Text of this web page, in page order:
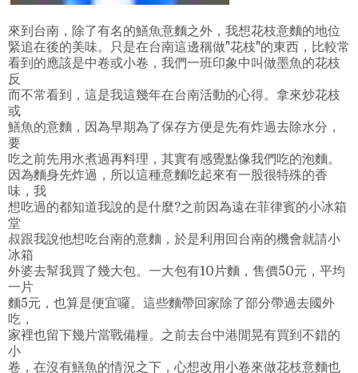
來到台南，除了有名的鱔魚意麵之外，我想花枝意麵的地位
緊追在後的美味。只是在台南這邊稱做"花枝"的東西，比較常
看到的應該是中卷或小卷，我們一班印象中叫做墨魚的花枝
反
而不常看到，這是我這幾年在台南活動的心得。拿來炒花枝
或
鱔魚的意麵，因為早期為了保存方便是先有炸過去除水分，
要
吃之前先用水煮過再料理，其實有感覺點像我們吃的泡麵。
因為麵身先炸過，所以這種意麵吃起來有一股很特殊的香
味，我
想吃過的都知道我說的是什麼?之前因為遠在菲律賓的小冰箱
堂
叔跟我說他想吃台南的意麵，於是利用回台南的機會就請小
冰箱
外婆去幫我買了幾大包。一大包有10片麵，售價50元，平均
一片
麵5元，也算是便宜囉。這些麵帶回家除了部分帶過去國外
吃，
家裡也留下幾片當戰備糧。之前去台中港閒晃有買到不錯的
小
卷，在沒有鱔魚的情況之下，心想改用小卷來做花枝意麵也